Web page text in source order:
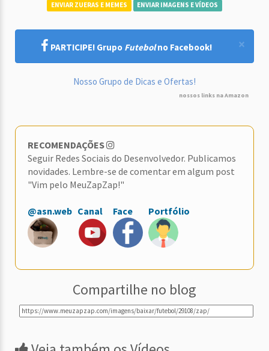
ENVIAR ZUERAS E MEMES ENVIAR IMAGENS E VÍDEOS
×
PARTICIPE! Grupo Futebolno Facebook!
Nosso Grupo de Dicas e Ofertas!
nossos links na Amazon
RECOMENDAÇÕES
Seguir Redes Sociais do Desenvolvedor. Publicamos
novidades. Lembre-se de comentar em algum post
"Vim pelo MeuZapZap!"
@asn.web Canal Face Portfólio
Compartilhe no blog